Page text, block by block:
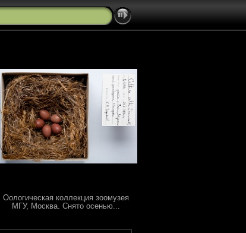
Оологическая коллекция зоомузея
МГУ, Москва. Снято осенью...